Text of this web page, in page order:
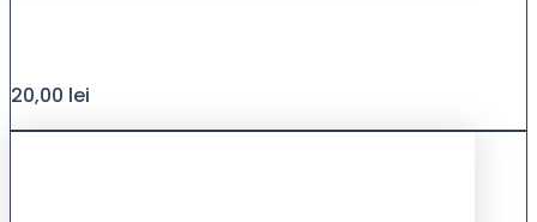
20,00 lei